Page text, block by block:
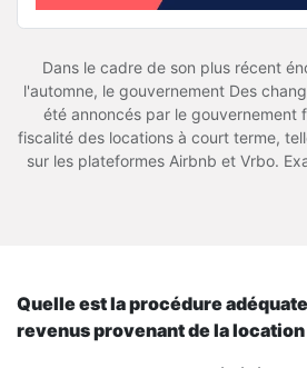
Dans le cadre de son plus récent
l'automne, le gouvernement Des
été annoncés par le gouvernement
fiscalité des locations à court terme,
sur les plateformes Airbnb et Vrbo.
Quelle est la procédure
revenus provenant de la